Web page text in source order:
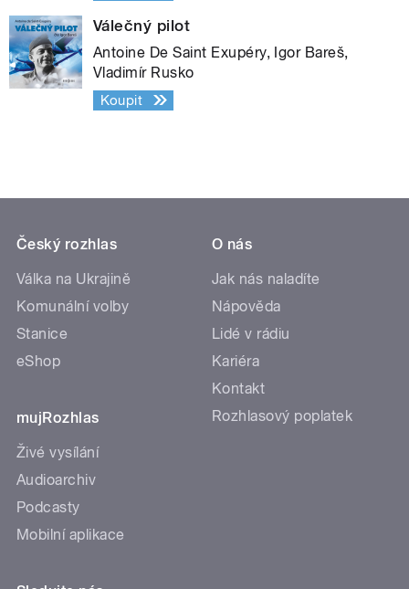
Válečný pilot
Antoine De Saint Exupéry, Igor Bareš,
Vladimír Rusko
Koupit
Český rozhlas
Válka na Ukrajině
Komunální volby
Stanice
eShop
mujRozhlas
Živé vysílání
Audioarchiv
Podcasty
Mobilní aplikace
O nás
Jak nás naladíte
Nápověda
Lidé v rádiu
Kariéra
Kontakt
Rozhlasový poplatek